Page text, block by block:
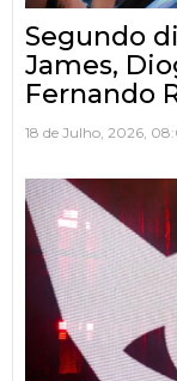
Segundo
James,
Fernando
18 de Julho, 2026,